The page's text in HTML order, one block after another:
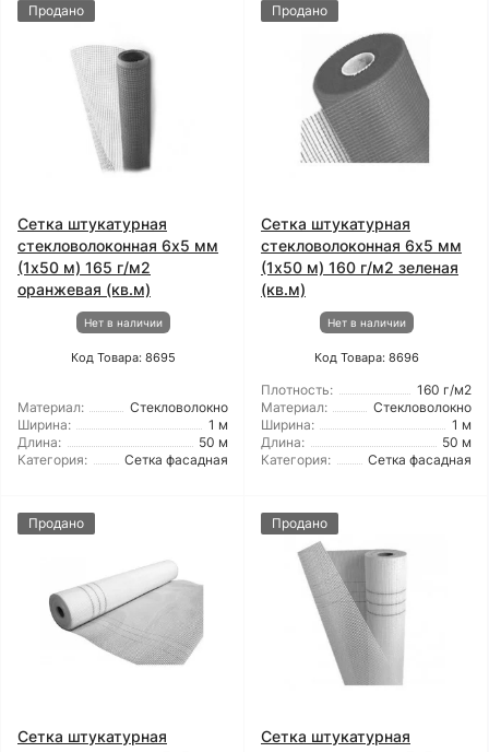
Продано
Сетка штукатурная
стекловолоконная 6x5 мм
(1x50 м) 165 г/м2
оранжевая (кв.м)
Нет в наличии
Код Товара: 8695
Материал:
Стекловолокно
Ширина:
1 м
Длина:
50 м
Категория:
Сетка фасадная
Продано
Сетка штукатурная
стекловолоконная 6x5 мм
(1x50 м) 160 г/м2 зеленая
(кв.м)
Нет в наличии
Код Товара: 8696
Плотность:
160 г/м2
Материал:
Стекловолокно
Ширина:
1 м
Длина:
50 м
Категория:
Сетка фасадная
Продано
Сетка штукатурная
Продано
Сетка штукатурная